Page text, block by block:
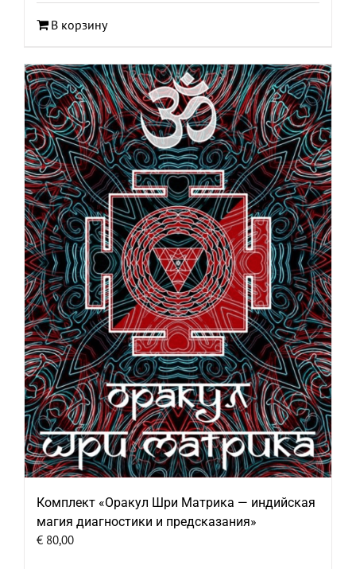
В корзину
Комплект «Оракул Шри Матрика — индийская
магия диагностики и предсказания»
€ 80,00